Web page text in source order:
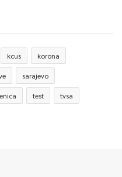
kcus korona
sarajevo
test tvsa